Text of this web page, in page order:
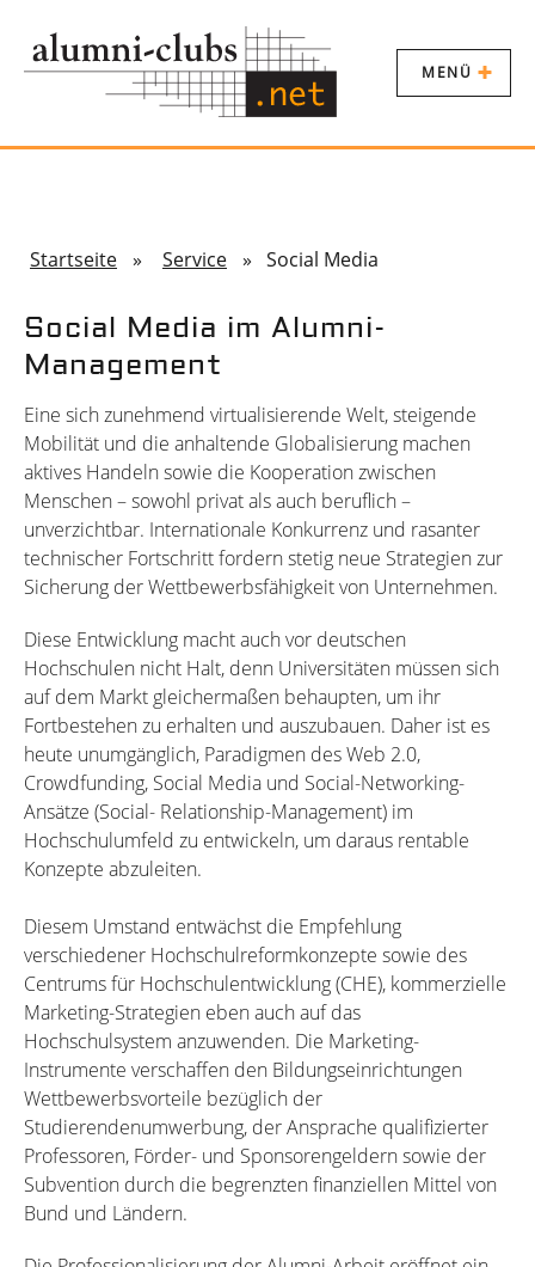
MENÜ
Startseite » Service » Social Media
Social Media im Alumni-
Management
Eine sich zunehmend virtualisierende Welt, steigende
Mobilität und die anhaltende Globalisierung machen
aktives Handeln sowie die Kooperation zwischen
Menschen – sowohl privat als auch beruflich –
unverzichtbar. Internationale Konkurrenz und rasanter
technischer Fortschritt fordern stetig neue Strategien zur
Sicherung der Wettbewerbsfähigkeit von Unternehmen.
Diese Entwicklung macht auch vor deutschen
Hochschulen nicht Halt, denn Universitäten müssen sich
auf dem Markt gleichermaßen behaupten, um ihr
Fortbestehen zu erhalten und auszubauen. Daher ist es
heute unumgänglich, Paradigmen des Web 2.0,
Crowdfunding, Social Media und Social-Networking-
Ansätze (Social- Relationship-Management) im
Hochschulumfeld zu entwickeln, um daraus rentable
Konzepte abzuleiten.
Diesem Umstand entwächst die Empfehlung
verschiedener Hochschulreformkonzepte sowie des
Centrums für Hochschulentwicklung (CHE), kommerzielle
Marketing-Strategien eben auch auf das
Hochschulsystem anzuwenden. Die Marketing-
Instrumente verschaffen den Bildungseinrichtungen
Wettbewerbsvorteile bezüglich der
Studierendenumwerbung, der Ansprache qualifizierter
Professoren, Förder- und Sponsorengeldern sowie der
Subvention durch die begrenzten finanziellen Mittel von
Bund und Ländern.